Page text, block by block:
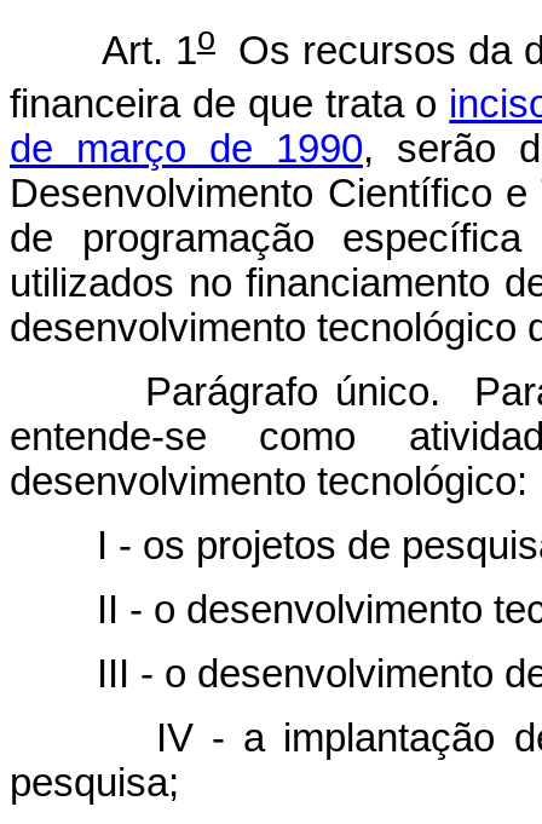
Art. 1oOs recursos da
financeira de que trata o
de março de 1990, serão
Desenvolvimento Científico
de programação
utilizados no financiamento
desenvolvimento tecnológico
Parágrafo único. Para
entende-se como
desenvolvimento tecnológico:
I - os projetos de
II - o desenvolvimento
III - o desenvolvimento de
IV - a implantação de
pesquisa;